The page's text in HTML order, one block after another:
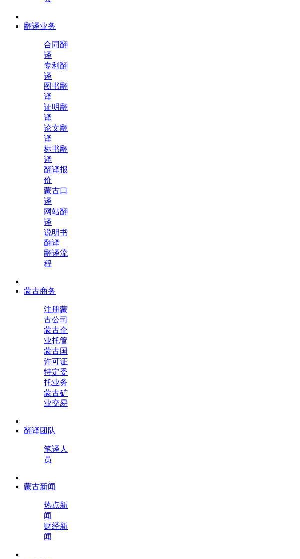
翻译业务
合同翻
译
专利翻
译
图书翻
译
证明翻
译
论文翻
译
标书翻
译
翻译报
价
蒙古口
译
网站翻
译
说明书
翻译
翻译流
程
蒙古商务
注册蒙
古公司
蒙古企
业托管
蒙古国
许可证
特定委
托业务
蒙古矿
业交易
翻译团队
笔译人
员
蒙古新闻
热点新
闻
财经新
闻